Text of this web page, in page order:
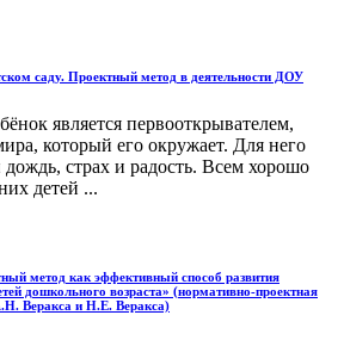
саду. Проектный метод в деятельности ДОУ
является первооткрывателем,
который его окружает. Для него
страх и радость. Всем хорошо
детей ...
метод как эффективный способ развития
дошкольного возраста» (нормативно-проектная
Веракса и Н.Е. Веракса)